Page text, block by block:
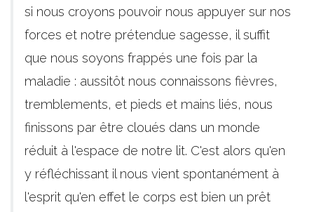
si nous croyons pouvoir nous appuyer sur nos
forces et notre prétendue sagesse, il suffit
que nous soyons frappés une fois par la
maladie : aussitôt nous connaissons fièvres,
tremblements, et pieds et mains liés, nous
finissons par être cloués dans un monde
réduit à l'espace de notre lit. C'est alors qu'en
y réfléchissant il nous vient spontanément à
l'esprit qu'en effet le corps est bien un prêt